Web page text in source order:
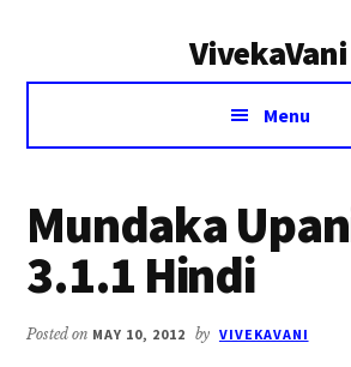
VivekaVani
Voice
Vivekananda
Menu
Mundaka
3.1.1 Hindi
Posted on MAY 10, 2012 by VIVEKAVANI